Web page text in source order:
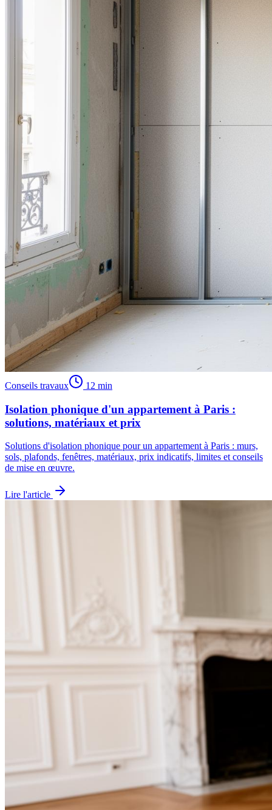
Conseils travaux 12 min
Isolation phonique d'un appartement à Paris :
solutions, matériaux et prix
Solutions d'isolation phonique pour un appartement à Paris : murs,
sols, plafonds, fenêtres, matériaux, prix indicatifs, limites et conseils
de mise en œuvre.
Lire l'article